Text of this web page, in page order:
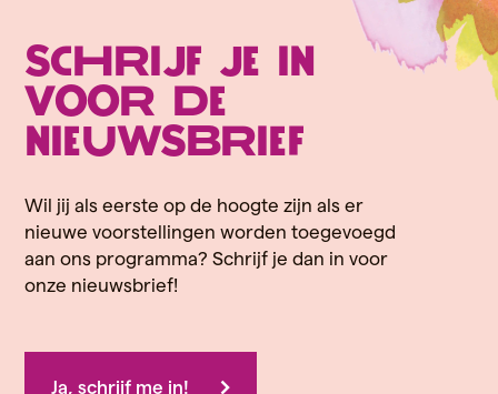
Schrijf je in
voor de
nieuwsbrief
Wil jij als eerste op de hoogte zijn als er
nieuwe voorstellingen worden toegevoegd
aan ons programma? Schrijf je dan in voor
onze nieuwsbrief!
Ja, schrijf me in!